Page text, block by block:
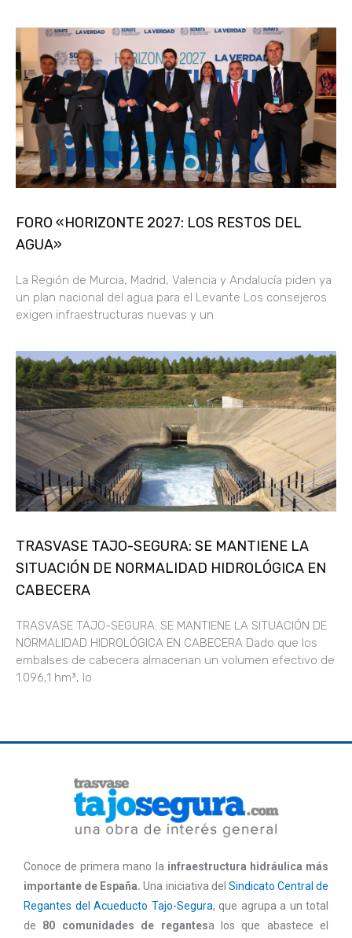
FORO «HORIZONTE 2027: LOS RESTOS DEL
AGUA»
La Región de Murcia, Madrid, Valencia y Andalucía piden ya
un plan nacional del agua para el Levante Los consejeros
exigen infraestructuras nuevas y un
TRASVASE TAJO-SEGURA: SE MANTIENE LA
SITUACIÓN DE NORMALIDAD HIDROLÓGICA EN
CABECERA
TRASVASE TAJO-SEGURA: SE MANTIENE LA SITUACIÓN DE
NORMALIDAD HIDROLÓGICA EN CABECERA Dado que los
embalses de cabecera almacenan un volumen efectivo de
1.096,1 hm³, lo
Conoce de primera mano la infraestructura hidráulica más
importante de España.Una iniciativa del Sindicato Central de
Regantes del Acueducto Tajo-Segura, que agrupa a un total
de 80 comunidades de regantesa los que abastece el